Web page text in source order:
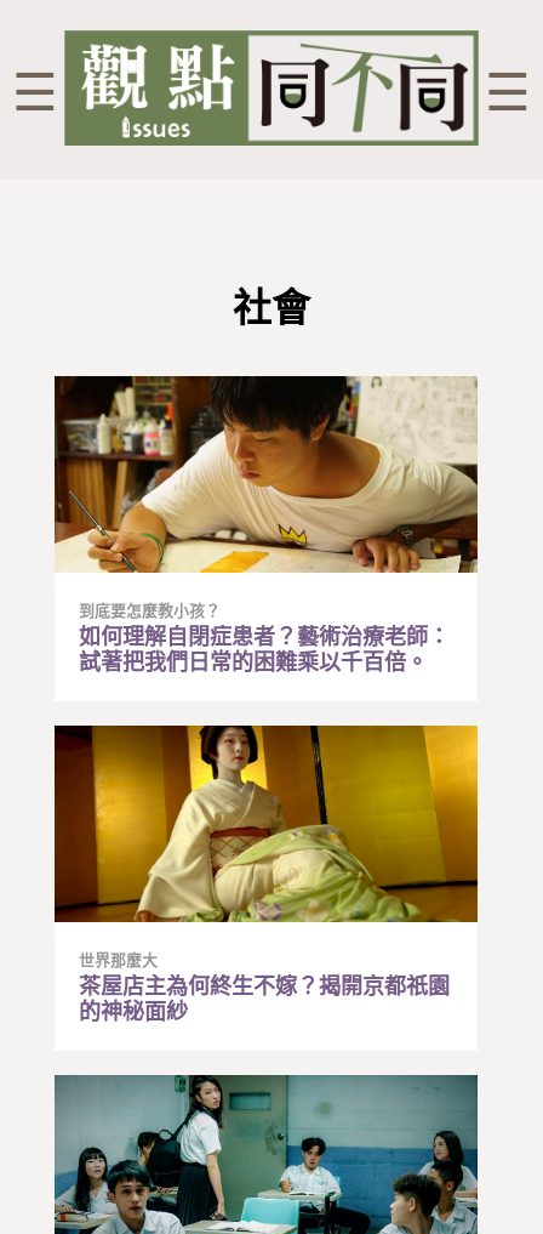
☰ ☰
社會
到底要怎麼教小孩？
如何理解自閉症患者？藝術治療老師：
試著把我們日常的困難乘以千百倍。
世界那麼大
茶屋店主為何終生不嫁？揭開京都祇園
的神秘面紗